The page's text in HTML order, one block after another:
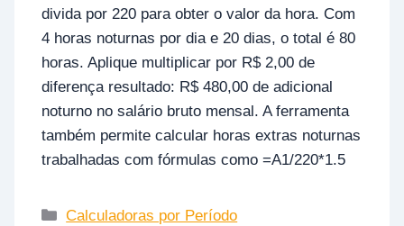
divida por 220 para obter o valor da hora. Com
4 horas noturnas por dia e 20 dias, o total é 80
horas. Aplique multiplicar por R$ 2,00 de
diferença resultado: R$ 480,00 de adicional
noturno no salário bruto mensal. A ferramenta
também permite calcular horas extras noturnas
trabalhadas com fórmulas como =A1/220*1.5
Categories
Calculadoras por Período